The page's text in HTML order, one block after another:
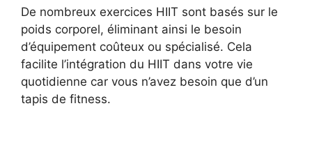
De nombreux exercices HIIT sont basés sur le
poids corporel, éliminant ainsi le besoin
d’équipement coûteux ou spécialisé. Cela
facilite l’intégration du HIIT dans votre vie
quotidienne car vous n’avez besoin que d’un
tapis de fitness.